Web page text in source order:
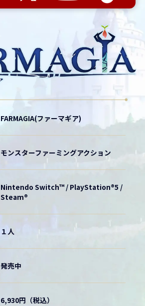
FARMAGIA(ファーマギア)
モンスターファーミングアクション
Nintendo Switch™ / PlayStation®5 /
Steam®
１人
発売中
6,930円（税込）